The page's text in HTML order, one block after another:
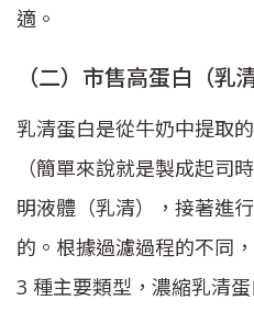
適。
（二）市售高蛋白（乳
乳清蛋白是從牛奶中提取
（簡單來說就是製成起司
明液體（乳清），接著進
的。根據過濾過程的不同
3 種主要類型，濃縮乳清